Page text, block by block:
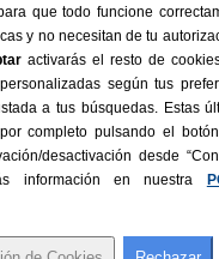
que todo funcione
y no necesitan de tu
activarás el resto de
según tus
a tus búsquedas. Estas
completo pulsando el botón
desactivación desde
información en nuestra